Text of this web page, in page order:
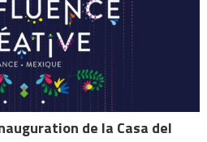
de la Casa del